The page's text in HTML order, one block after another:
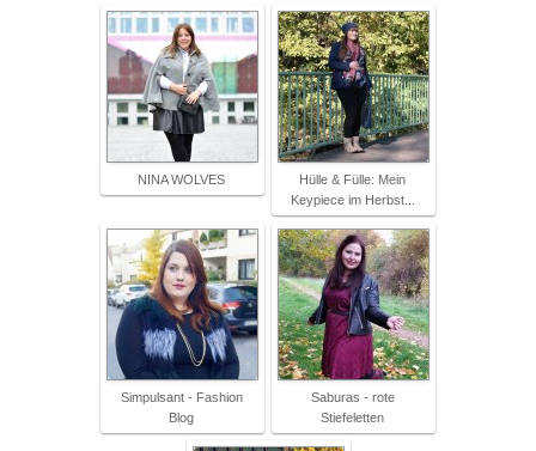
NINA WOLVES
Hülle & Fülle: Mein
Keypiece im Herbst...
Simpulsant - Fashion
Blog
Saburas - rote
Stiefeletten